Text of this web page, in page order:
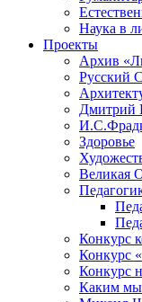
Наука в
Проекты
Архив
Русский
Дмитрий
Здоровье
Великая
Конкурс
Конкурс
Конкурс
Каким мы